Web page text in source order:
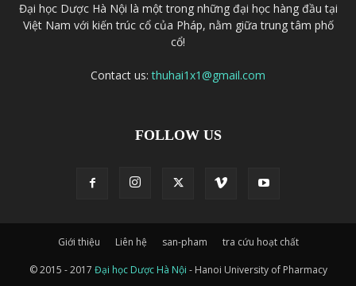
Đại học Dược Hà Nội là một trong những đại học hàng đầu tại
Việt Nam với kiến trúc cổ của Pháp, nằm giữa trung tâm phố
cổ!
Contact us:thuhai1x1@gmail.com
FOLLOW US
Giới thiệu Liên hệ san-pham tra cứu hoạt chất
© 2015 - 2017 Đại học Dược Hà Nội - Hanoi University of Pharmacy